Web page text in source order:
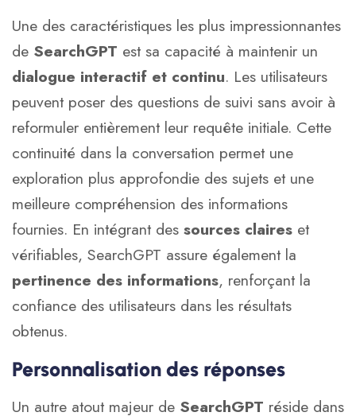
Une des caractéristiques les plus impressionnantes
de SearchGPT est sa capacité à maintenir un
dialogue interactif et continu. Les utilisateurs
peuvent poser des questions de suivi sans avoir à
reformuler entièrement leur requête initiale. Cette
continuité dans la conversation permet une
exploration plus approfondie des sujets et une
meilleure compréhension des informations
fournies. En intégrant des sources claires et
vérifiables, SearchGPT assure également la
pertinence des informations, renforçant la
confiance des utilisateurs dans les résultats
obtenus.
Personnalisation des réponses
Un autre atout majeur de SearchGPT réside dans